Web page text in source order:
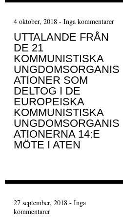
4 oktober, 2018 - Inga kommentarer
UTTALANDE FRÅN
DE 21
KOMMUNISTISKA
UNGDOMSORGANIS
ATIONER SOM
DELTOG I DE
EUROPEISKA
KOMMUNISTISKA
UNGDOMSORGANIS
ATIONERNA 14:E
MÖTE I ATEN
27 september, 2018 - Inga
kommentarer